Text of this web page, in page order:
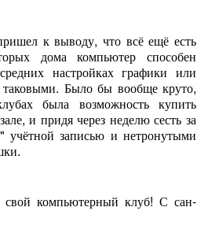
к выводу, что всё ещё есть
дома компьютер способен
настройках графики или
Было бы вообще круто,
была возможность купить
и придя через неделю сесть за
учётной записью и нетронутыми
свой компьютерный клуб! С сан-